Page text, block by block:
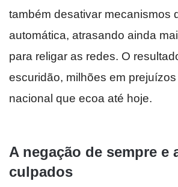
também desativar mecanismos
automática, atrasando ainda
para religar as redes. O
escuridão, milhões em
nacional que ecoa até hoje.
A negação de sempre e
culpados